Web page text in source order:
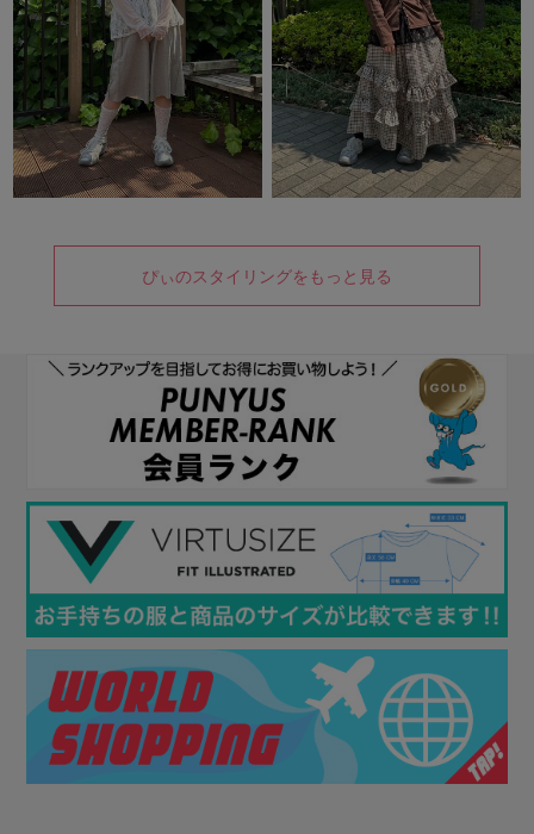
ぴぃのスタイリングをもっと見る